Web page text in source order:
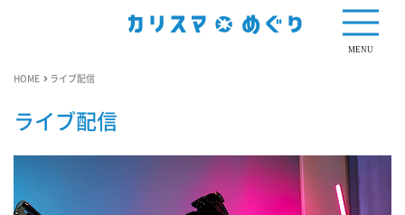
MENU
HOME ライブ配信
ライブ配信